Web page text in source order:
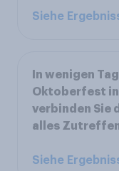
Siehe
In wenigen
Oktoberfest
verbinden Sie
alles
Siehe